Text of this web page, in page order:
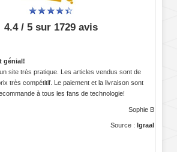
4.4 / 5 sur 1729 avis
génial!
site très pratique. Les articles vendus sont de
très compétitif. Le paiement et la livraison sont
à tous les fans de technologie!
Sophie B
Source : Igraal